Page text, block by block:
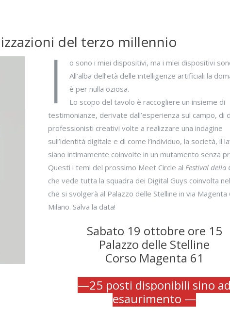
del terzo millennio
I
o sono i miei dispositivi, ma i miei dispositivi
All’alba dell’età delle intelligenze artificiali la
è per nulla oziosa.
Lo scopo del tavolo è raccogliere un insieme di
testimonianze, derivate dall’esperienza sul campo, di
professionisti creativi volte a realizzare una indagine
sull’identità digitale e di come l’individuo, la società, il
siano intimamente coinvolte in un mutamento senza
Questi i temi del prossimo Meet Circle al Festival della
che vede tutta la squadra dei Digital Guys coinvolta
che si svolgerà al Palazzo delle Stelline in via Magenta
Milano. Salva la data!
Sabato 19 ottobre ore 15
Palazzo delle Stelline
Corso Magenta 61
—25 posti disponibili sino
esaurimento —